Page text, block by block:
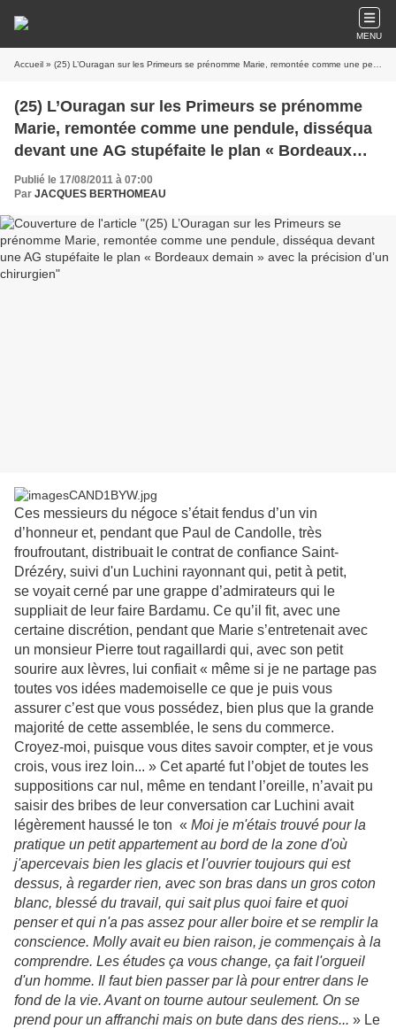
MENU
Accueil » (25) L’Ouragan sur les Primeurs se prénomme Marie, remontée comme une pendule, disséqua devant une AG stupéfaite le plan « Bordeaux demain » avec la précision d’un chirurgien
(25) L’Ouragan sur les Primeurs se prénomme
Marie, remontée comme une pendule, disséqua
devant une AG stupéfaite le plan « Bordeaux
demain » avec la précision d’un chirurgien
Publié le 17/08/2011 à 07:00
Par JACQUES BERTHOMEAU
Ces messieurs du négoce s’était fendus d’un vin
d’honneur et, pendant que Paul de Candolle, très
froufroutant, distribuait le contrat de confiance Saint-
Drézéry, suivi d'un Luchini rayonnant qui, petit à petit,
se voyait cerné par une grappe d’admirateurs qui le
suppliait de leur faire Bardamu. Ce qu’il fit, avec une
certaine discrétion, pendant que Marie s’entretenait avec
un monsieur Pierre tout ragaillardi qui, avec son petit
sourire aux lèvres, lui confiait « même si je ne partage pas
toutes vos idées mademoiselle ce que je puis vous
assurer c’est que vous possédez, bien plus que la grande
majorité de cette assemblée, le sens du commerce.
Croyez-moi, puisque vous dites savoir compter, et je vous
crois, vous irez loin... » Cet aparté fut l’objet de toutes les
suppositions car nul, même en tendant l’oreille, n’avait pu
saisir des bribes de leur conversation car Luchini avait
légèrement haussé le ton « Moi je m'étais trouvé pour la
pratique un petit appartement au bord de la zone d'où
j'apercevais bien les glacis et l'ouvrier toujours qui est
dessus, à regarder rien, avec son bras dans un gros coton
blanc, blessé du travail, qui sait plus quoi faire et quoi
penser et qui n'a pas assez pour aller boire et se remplir la
conscience. Molly avait eu bien raison, je commençais à la
comprendre. Les études ça vous change, ça fait l'orgueil
d'un homme. Il faut bien passer par là pour entrer dans le
fond de la vie. Avant on tourne autour seulement. On se
prend pour un affranchi mais on bute dans des riens... » Le